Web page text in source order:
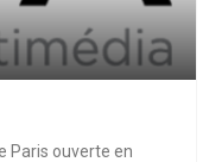
Paris ouverte en